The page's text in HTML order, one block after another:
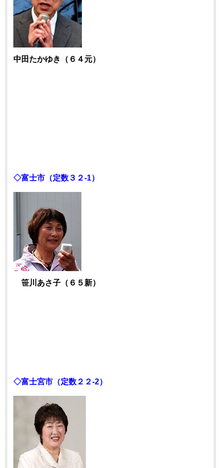
中田たかゆき（６４元）
◇富士市（定数３２-1）
笹川あさ子（６５新）
◇富士宮市（定数２２-2）